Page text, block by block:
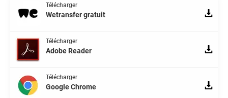
Télécharger
Wetransfer gratuit
Télécharger
Adobe Reader
Télécharger
Google Chrome